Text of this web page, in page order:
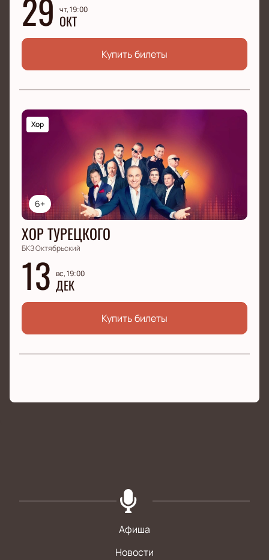
29 чт, 19:00
ОКТ
Купить билеты
6+
Хор
ХОР ТУРЕЦКОГО
БКЗ Октябрьский
13 вс, 19:00
ДЕК
Купить билеты
Афиша
Новости